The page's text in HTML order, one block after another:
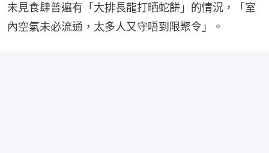
未見食肆普遍有「大排長龍打晒蛇餅」的情況，「室
內空氣未必流通，太多人又守唔到限聚令」。